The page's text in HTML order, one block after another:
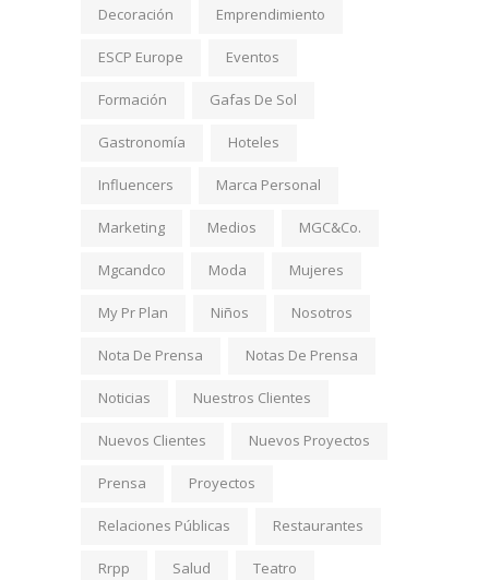
Decoración Emprendimiento
ESCP Europe Eventos
Formación Gafas De Sol
Gastronomía Hoteles
Influencers Marca Personal
Marketing Medios MGC&Co.
Mgcandco Moda Mujeres
My Pr Plan Niños Nosotros
Nota De Prensa Notas De Prensa
Noticias Nuestros Clientes
Nuevos Clientes Nuevos Proyectos
Prensa Proyectos
Relaciones Públicas Restaurantes
Rrpp Salud Teatro